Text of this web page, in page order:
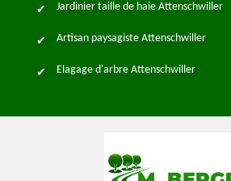
Jardinier taille de haie Attenschwiller
Artisan paysagiste Attenschwiller
Elagage d'arbre Attenschwiller